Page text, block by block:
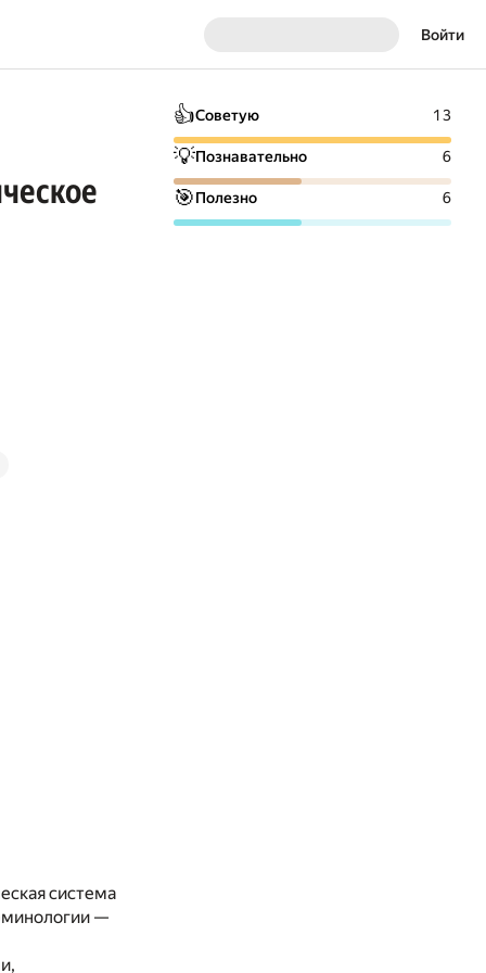
Войти
система
—
👍Советую 13
💡Познавательно 6
🎯Полезно 6